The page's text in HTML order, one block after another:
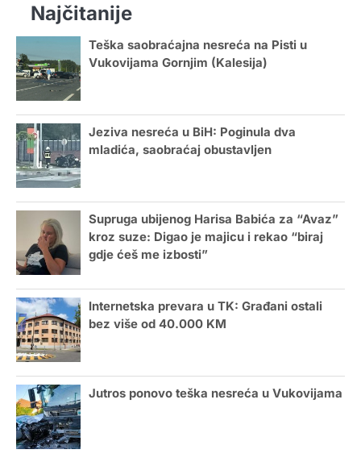
Najčitanije
Teška saobraćajna nesreća na Pisti u
Vukovijama Gornjim (Kalesija)
Jeziva nesreća u BiH: Poginula dva
mladića, saobraćaj obustavljen
Supruga ubijenog Harisa Babića za “Avaz”
kroz suze: Digao je majicu i rekao “biraj
gdje ćeš me izbosti”
Internetska prevara u TK: Građani ostali
bez više od 40.000 KM
Jutros ponovo teška nesreća u Vukovijama